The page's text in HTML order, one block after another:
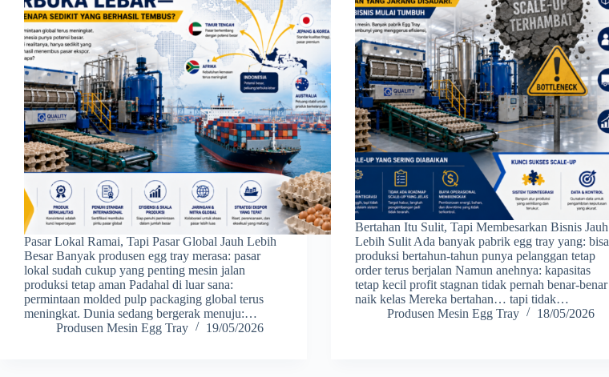
Pasar Lokal Ramai, Tapi Pasar Global Jauh Lebih
Besar Banyak produsen egg tray merasa: pasar
lokal sudah cukup yang penting mesin jalan
produksi tetap aman Padahal di luar sana:
permintaan molded pulp packaging global terus
meningkat. Dunia sedang bergerak menuju:…
Produsen Mesin Egg Tray
19/05/2026
Bertahan Itu Sulit, Tapi Membesarkan Bisnis Jauh
Lebih Sulit Ada banyak pabrik egg tray yang: bisa
produksi bertahun-tahun punya pelanggan tetap
order terus berjalan Namun anehnya: kapasitas
tetap kecil profit stagnan tidak pernah benar-benar
naik kelas Mereka bertahan… tapi tidak…
Produsen Mesin Egg Tray
18/05/2026